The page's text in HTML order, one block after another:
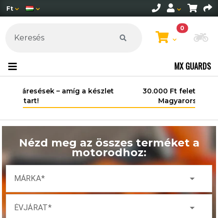
Ft
0
MX GUARDS
30.000 Ft felett ingyenes szállítás
Nézd meg az összes terméket a
motorodhoz:
MÁRKA arrow_drop_down
ÉVJÁRAT arrow_drop_down